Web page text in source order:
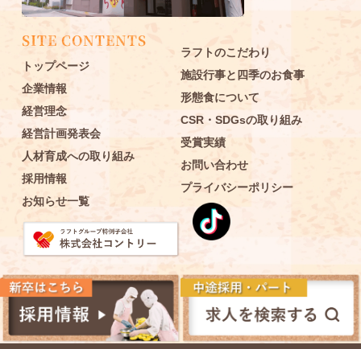
SITE CONTENTS
トップページ
企業情報
経営理念
経営計画発表会
人材育成への取り組み
採用情報
お知らせ一覧
SITE CONTENTS
ラフトのこだわり
施設行事と四季のお食事
形態食について
CSR・SDGsの取り組み
受賞実績
お問い合わせ
プライバシーポリシー